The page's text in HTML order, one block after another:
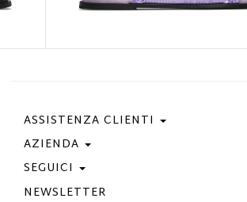
ASSISTENZA CLIENTI
Contattaci
Condizioni Di Acquisto
Guida Taglie
AZIENDA
Privacy Policy
Cookie Policy
SEGUICI
Facebook
NEWSLETTER